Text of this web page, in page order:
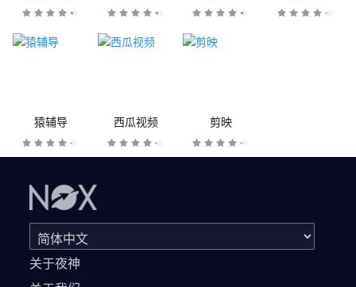
猿辅导 西瓜视频 剪映
关于夜神